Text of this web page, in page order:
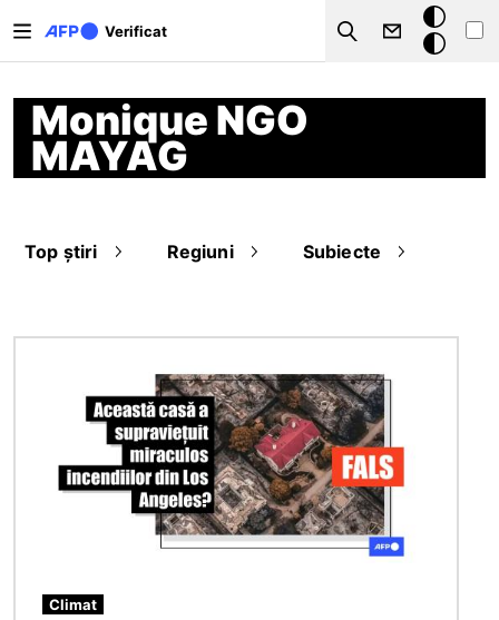
Verificat
Search
Modul
întunecat
Monique NGO
MAYAG
Top știri Regiuni Subiecte
Climat